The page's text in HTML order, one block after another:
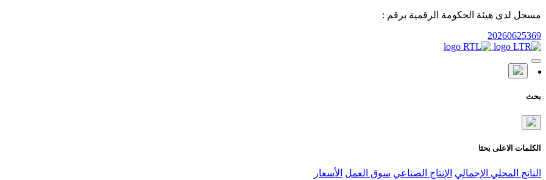
مسجل لدى هيئة الحكومة الرقمية برقم :
20260625369
بحث
الكلمات الاعلى بحثا
الناتج المحلي الإجمالي الإنتاج الصناعي سوق العمل الأسعار